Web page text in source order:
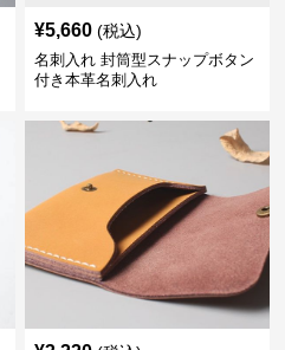
¥5,660 (税込)
名刺入れ 封筒型スナップボタン
付き本革名刺入れ